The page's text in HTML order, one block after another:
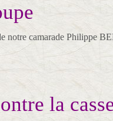
notre camarade Philippe
la